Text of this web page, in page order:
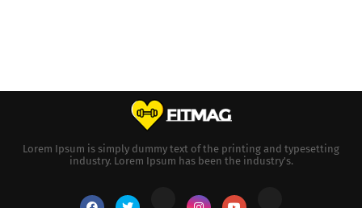
Lorem Ipsum is simply dummy text of the printing and typesetting
industry. Lorem Ipsum has been the industry's.